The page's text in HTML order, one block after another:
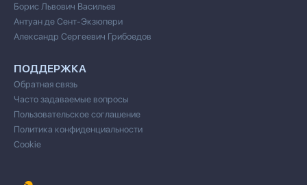
Борис Львович Васильев
Антуан де Сент-Экзюпери
Александр Сергеевич Грибоедов
ПОДДЕРЖКА
Обратная связь
Часто задаваемые вопросы
Пользовательское соглашение
Политика конфиденциальности
Cookie